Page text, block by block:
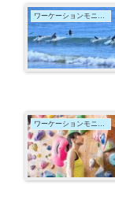
ワーケーションモニター